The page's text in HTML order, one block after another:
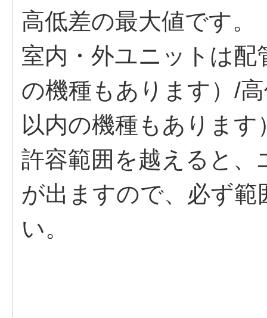
高低差の最大値です。
室内・外ユニットは配
の機種もあります）/
以内の機種もありま
許容範囲を越えると
が出ますので、必ず
い。